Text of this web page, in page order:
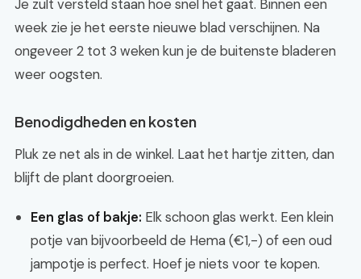
Je zult versteld staan hoe snel het gaat. Binnen een
week zie je het eerste nieuwe blad verschijnen. Na
ongeveer 2 tot 3 weken kun je de buitenste bladeren
weer oogsten.
Benodigdheden en kosten
Pluk ze net als in de winkel. Laat het hartje zitten, dan
blijft de plant doorgroeien.
Een glas of bakje: Elk schoon glas werkt. Een klein
potje van bijvoorbeeld de Hema (€1,-) of een oud
jampotje is perfect. Hoef je niets voor te kopen.